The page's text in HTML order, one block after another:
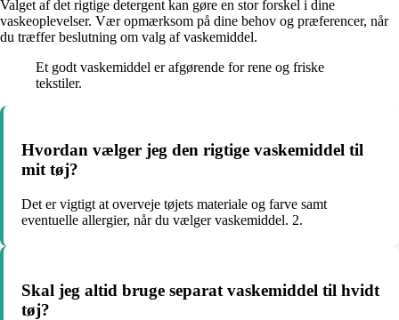
Valget af det rigtige detergent kan gøre en stor forskel i dine
vaskeoplevelser. Vær opmærksom på dine behov og præferencer, når
du træffer beslutning om valg af vaskemiddel.
Et godt vaskemiddel er afgørende for rene og friske
tekstiler.
Hvordan vælger jeg den rigtige vaskemiddel til
mit tøj?
Det er vigtigt at overveje tøjets materiale og farve samt
eventuelle allergier, når du vælger vaskemiddel. 2.
Skal jeg altid bruge separat vaskemiddel til hvidt
tøj?